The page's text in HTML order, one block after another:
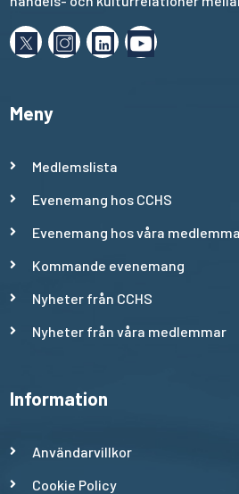
Meny
Medlemslista
Evenemang hos CCHS
Evenemang hos våra
Kommande evenemang
Nyheter från CCHS
Nyheter från våra medlemmar
Information
Användarvillkor
Cookie Policy